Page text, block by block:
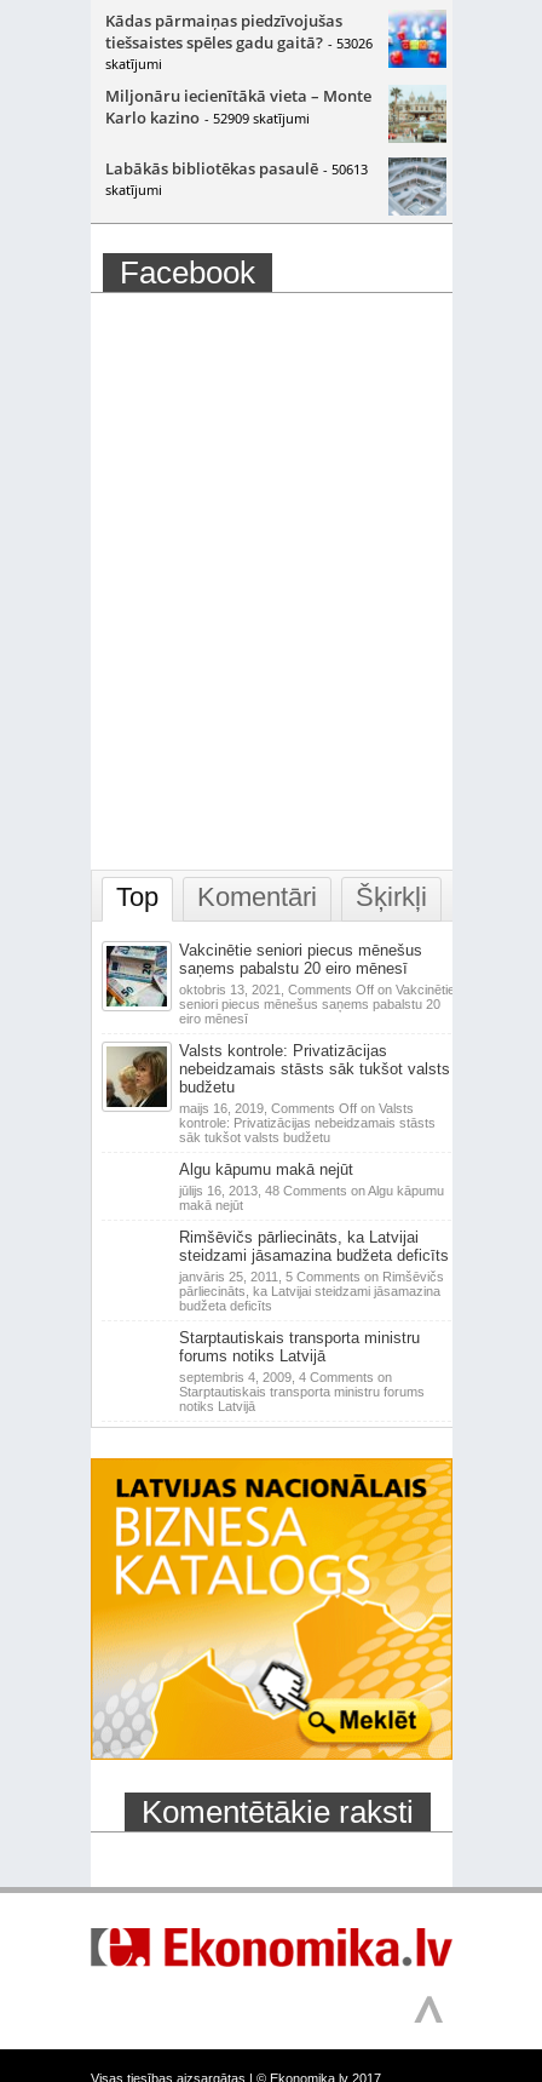
Kādas pārmaiņas piedzīvojušas
tiešsaistes spēles gadu gaitā? - 53026
skatījumi
Miljonāru iecienītākā vieta – Monte
Karlo kazino - 52909 skatījumi
Labākās bibliotēkas pasaulē - 50613
skatījumi
Facebook
Top Komentāri Šķirkļi
Vakcinētie seniori piecus mēnešus
saņems pabalstu 20 eiro mēnesī
oktobris 13, 2021, Comments Offon Vakcinētie
seniori piecus mēnešus saņems pabalstu 20
eiro mēnesī
Valsts kontrole: Privatizācijas
nebeidzamais stāsts sāk tukšot valsts
budžetu
maijs 16, 2019, Comments Offon Valsts
kontrole: Privatizācijas nebeidzamais stāsts
sāk tukšot valsts budžetu
Algu kāpumu makā nejūt
jūlijs 16, 2013, 48 Comments on Algu kāpumu
makā nejūt
Rimšēvičs pārliecināts, ka Latvijai
steidzami jāsamazina budžeta deficīts
janvāris 25, 2011, 5 Comments on Rimšēvičs
pārliecināts, ka Latvijai steidzami jāsamazina
budžeta deficīts
Starptautiskais transporta ministru
forums notiks Latvijā
septembris 4, 2009, 4 Comments on
Starptautiskais transporta ministru forums
notiks Latvijā
Komentētākie raksti
Visas tiesības aizsargātas | © Ekonomika.lv 2017